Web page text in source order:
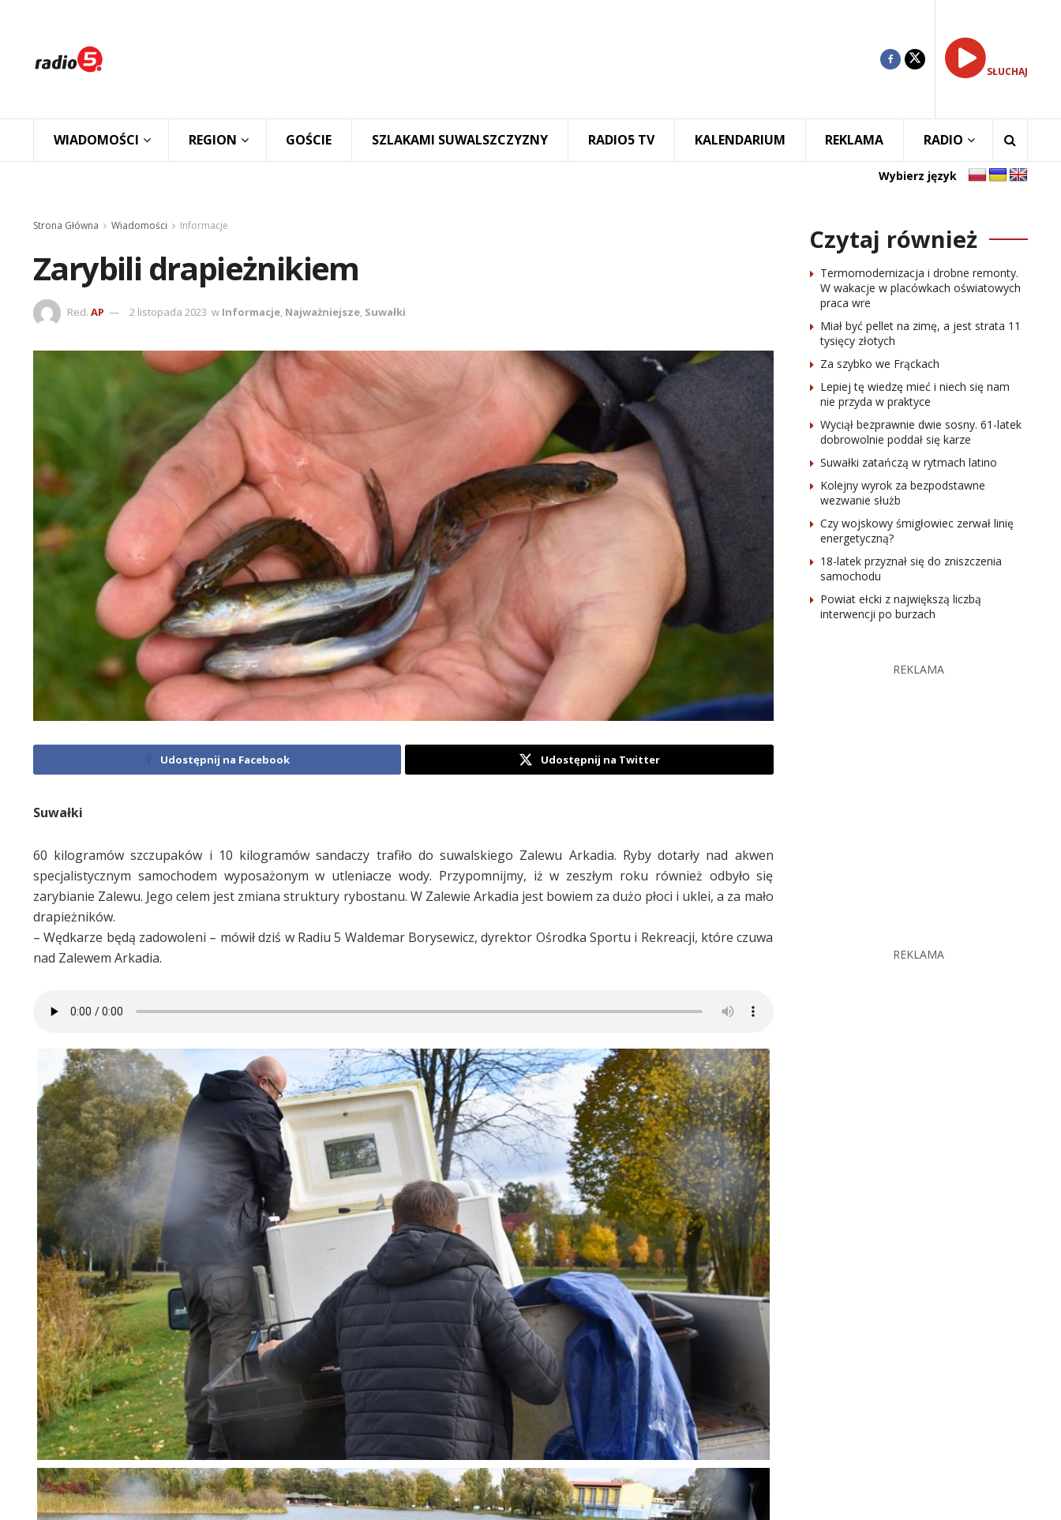
SŁUCHAJ
WIADOMOŚCI REGION GOŚCIE SZLAKAMI SUWALSZCZYZNY RADIO5 TV KALENDARIUM REKLAMA RADIO
Wybierz język
Strona Główna Wiadomości Informacje
Zarybili drapieżnikiem
Red. AP 2 listopada 2023 w Informacje, Najważniejsze, Suwałki
Udostępnij na Facebook Udostępnij na Twitter
Suwałki
60 kilogramów szczupaków i 10 kilogramów sandaczy trafiło do suwalskiego Zalewu Arkadia. Ryby dotarły nad akwen
specjalistycznym samochodem wyposażonym w utleniacze wody. Przypomnijmy, iż w zeszłym roku również odbyło się
zarybianie Zalewu. Jego celem jest zmiana struktury rybostanu. W Zalewie Arkadia jest bowiem za dużo płoci i uklei, a za mało
drapieżników.
– Wędkarze będą zadowoleni – mówił dziś w Radiu 5 Waldemar Borysewicz, dyrektor Ośrodka Sportu i Rekreacji, które czuwa
nad Zalewem Arkadia.
Czytaj również
Termomodernizacja i drobne remonty.
W wakacje w placówkach oświatowych
praca wre
Miał być pellet na zimę, a jest strata 11
tysięcy złotych
Za szybko we Frąckach
Lepiej tę wiedzę mieć i niech się nam
nie przyda w praktyce
Wyciął bezprawnie dwie sosny. 61-latek
dobrowolnie poddał się karze
Suwałki zatańczą w rytmach latino
Kolejny wyrok za bezpodstawne
wezwanie służb
Czy wojskowy śmigłowiec zerwał linię
energetyczną?
18-latek przyznał się do zniszczenia
samochodu
Powiat ełcki z największą liczbą
interwencji po burzach
REKLAMA
REKLAMA